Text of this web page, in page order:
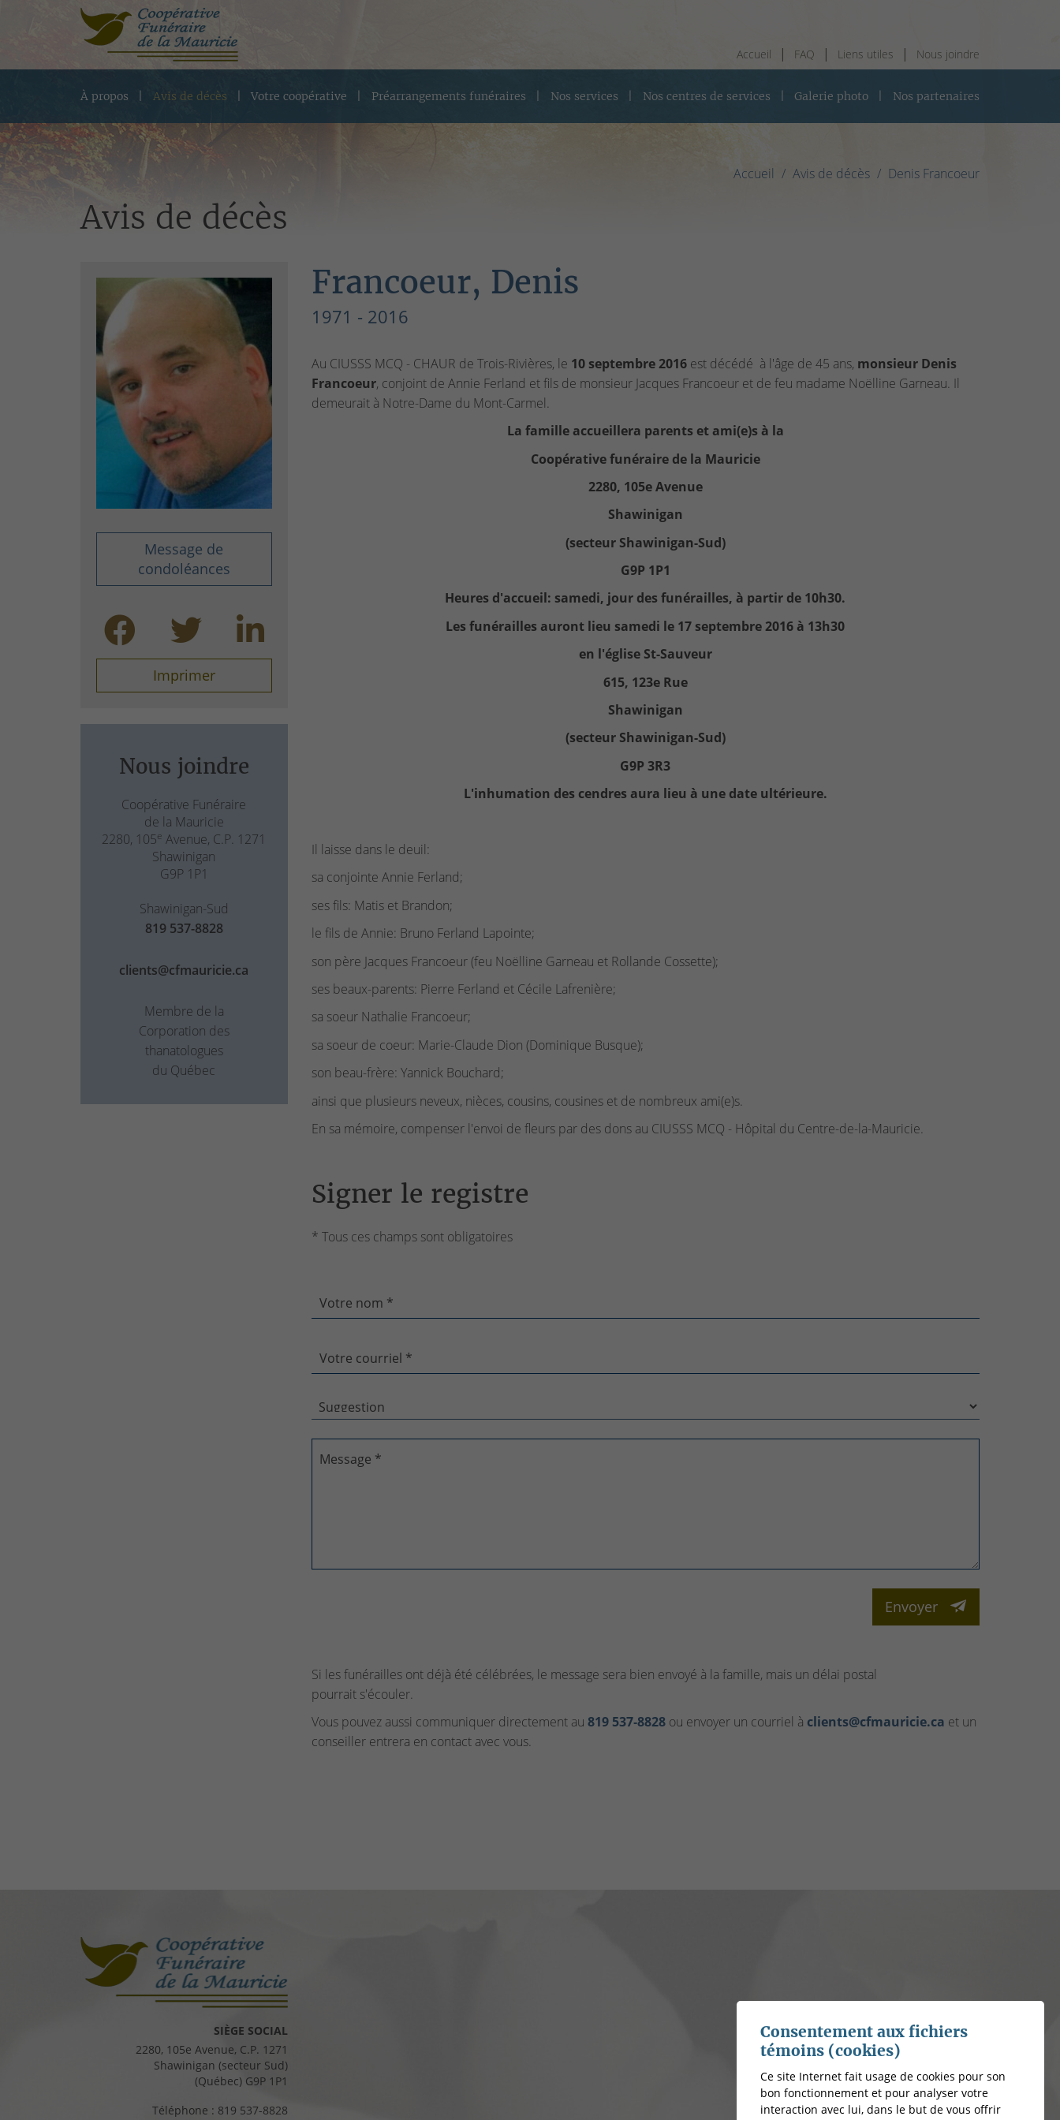
Accueil FAQ Liens utiles Nous joindre
À propos Avis de décès Votre coopérative Préarrangements funéraires Nos services Nos centres de services Galerie photo Nos partenaires
Accueil Avis de décès Denis Francoeur
Avis de décès
Message de
condoléances
Imprimer
Nous joindre
Coopérative Funéraire
de la Mauricie
2280, 105e Avenue, C.P. 1271
Shawinigan
G9P 1P1
Shawinigan-Sud
819 537-8828
clients@cfmauricie.ca
Membre de la
Corporation des
thanatologues
du Québec
Francoeur, Denis
1971 - 2016
Au CIUSSS MCQ - CHAUR de Trois-Rivières, le 10 septembre 2016est décédé à l'âge de 45 ans, monsieur Denis
Francoeur, conjoint de Annie Ferland et fils de monsieur Jacques Francoeur et de feu madame Noëlline Garneau. Il
demeurait à Notre-Dame du Mont-Carmel.
La famille accueillera parents et ami(e)s à la
Coopérative funéraire de la Mauricie
2280, 105e Avenue
Shawinigan
(secteur Shawinigan-Sud)
G9P 1P1
Heures d'accueil: samedi, jour des funérailles, à partir de 10h30.
Les funérailles auront lieu samedi le 17 septembre 2016 à 13h30
en l'église St-Sauveur
615, 123e Rue
Shawinigan
(secteur Shawinigan-Sud)
G9P 3R3
L'inhumation des cendres aura lieu à une date ultérieure.
Il laisse dans le deuil:
sa conjointe Annie Ferland;
ses fils: Matis et Brandon;
le fils de Annie: Bruno Ferland Lapointe;
son père Jacques Francoeur (feu Noëlline Garneau et Rollande Cossette);
ses beaux-parents: Pierre Ferland et Cécile Lafrenière;
sa soeur Nathalie Francoeur;
sa soeur de coeur: Marie-Claude Dion (Dominique Busque);
son beau-frère: Yannick Bouchard;
ainsi que plusieurs neveux, nièces, cousins, cousines et de nombreux ami(e)s.
En sa mémoire, compenser l'envoi de fleurs par des dons au CIUSSS MCQ - Hôpital du Centre-de-la-Mauricie.
Signer le registre
* Tous ces champs sont obligatoires
Votre nom *
Votre courriel *
Message *
Envoyer
Si les funérailles ont déjà été célébrées, le message sera bien envoyé à la famille, mais un délai postal
pourrait s'écouler.
Vous pouvez aussi communiquer directement au 819 537‑8828ou envoyer un courriel à clients@cfmauricie.ca et un
conseiller entrera en contact avec vous.
SIÈGE SOCIAL
2280, 105e Avenue, C.P. 1271
Shawinigan (secteur Sud)
(Québec) G9P 1P1
Téléphone : 819 537-8828
Consentement aux fichiers
témoins (cookies)
Ce site Internet fait usage de cookies pour son
bon fonctionnement et pour analyser votre
interaction avec lui, dans le but de vous offrir